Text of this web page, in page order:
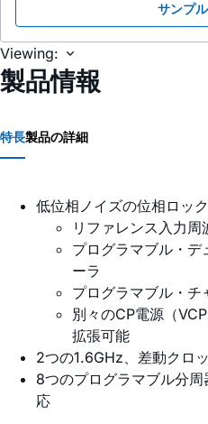
サンプ
Viewing:
製品情報
特長製品の詳細
低位相ノイズの位相ロッ
リファレンス入力
プログラマブル・デ
ーラ
プログラマブル・チ
別々のCP電源（
拡張可能
2つの1.6GHz、差動クロ
8つのプログラマブル分
応